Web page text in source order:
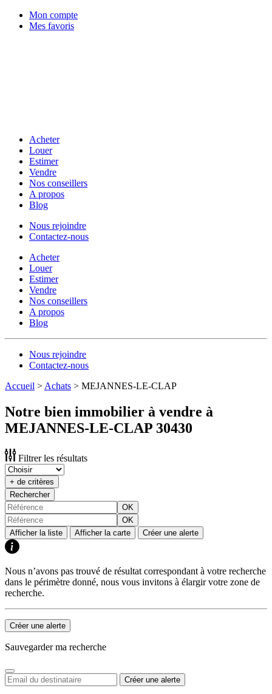
Mon compte
Mes favoris
Acheter
Louer
Estimer
Vendre
Nos conseillers
A propos
Blog
Nous rejoindre
Contactez-nous
Acheter
Louer
Estimer
Vendre
Nos conseillers
A propos
Blog
Nous rejoindre
Contactez-nous
Accueil > Achats > MEJANNES-LE-CLAP
Notre bien immobilier à vendre à
MEJANNES-LE-CLAP 30430
Filtrer les résultats
+ de critères
Rechercher
OK
OK
Afficher la liste
Afficher la carte Créer une alerte
Nous n’avons pas trouvé de résultat correspondant à votre recherche
dans le périmètre donné, nous vous invitons à élargir votre zone de
recherche.
Créer une alerte
Sauvegarder ma recherche